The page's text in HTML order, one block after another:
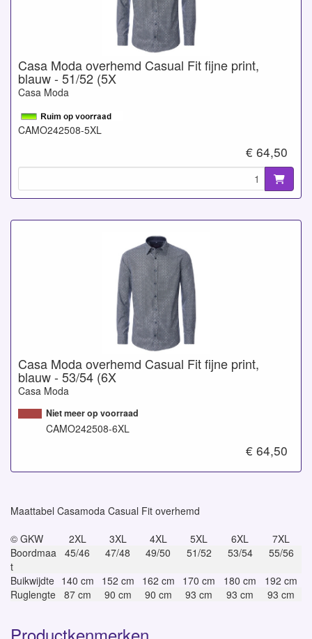
Casa Moda overhemd Casual Fit fijne print,
blauw - 51/52 (5X
Casa Moda
CAMO242508-5XL
€ 64,50
Casa Moda overhemd Casual Fit fijne print,
blauw - 53/54 (6X
Casa Moda
Niet meer op voorraad
CAMO242508-6XL
€ 64,50
Maattabel Casamoda Casual Fit overhemd
© GKW
2XL 3XL 4XL 5XL 6XL
7XL
Boordmaa
t
45/46 47/48 49/50 51/52 53/54
55/56
Buikwijdte 140 cm 152 cm 162 cm 170 cm 180 cm
192 cm
Ruglengte 87 cm 90 cm 90 cm 93 cm 93 cm 93 cm